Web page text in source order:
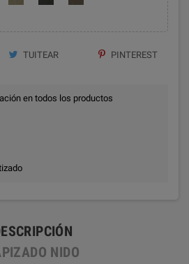
TUITEAR PINTEREST
en todos los productos
NIDO